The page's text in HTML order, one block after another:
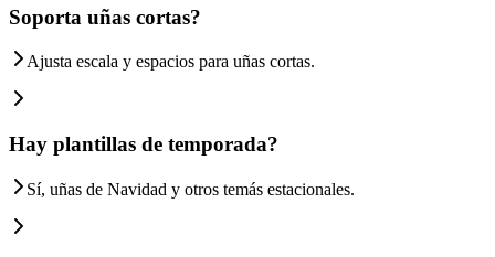
Soporta uñas cortas?
Ajusta escala y espacios para uñas cortas.
Hay plantillas de temporada?
Sí, uñas de Navidad y otros temás estacionales.